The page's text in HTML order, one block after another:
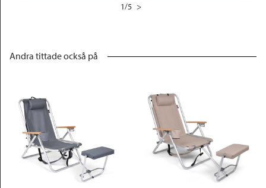
1/5 >
Andra tittade också på